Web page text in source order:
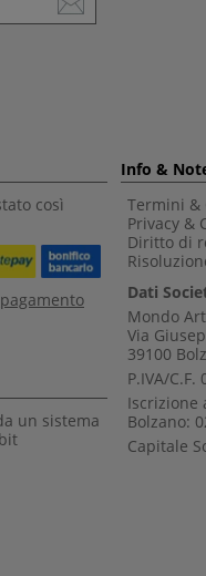
così
Info &
Termini &
Privacy &
Diritto di
Dati
Mondo
Via
39100
P.IVA/C.F.
Iscrizione
Bolzano:
Capitale
un sistema